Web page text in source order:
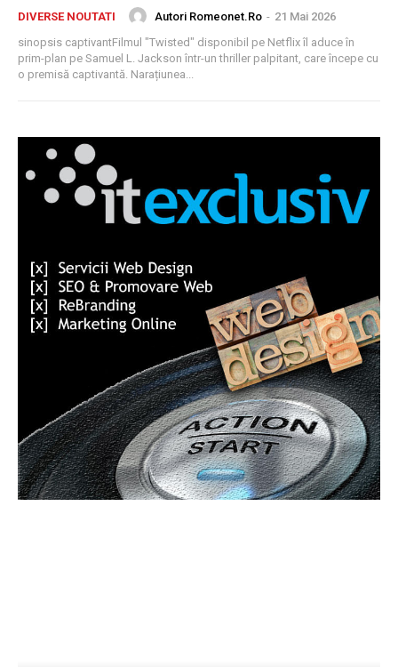
DIVERSE NOUTATI Autori Romeonet.ro - 21 Mai 2026
sinopsis captivantFilmul "Twisted" disponibil pe Netflix îl aduce în
prim-plan pe Samuel L. Jackson într-un thriller palpitant, care începe cu
o premisă captivantă. Narațiunea...